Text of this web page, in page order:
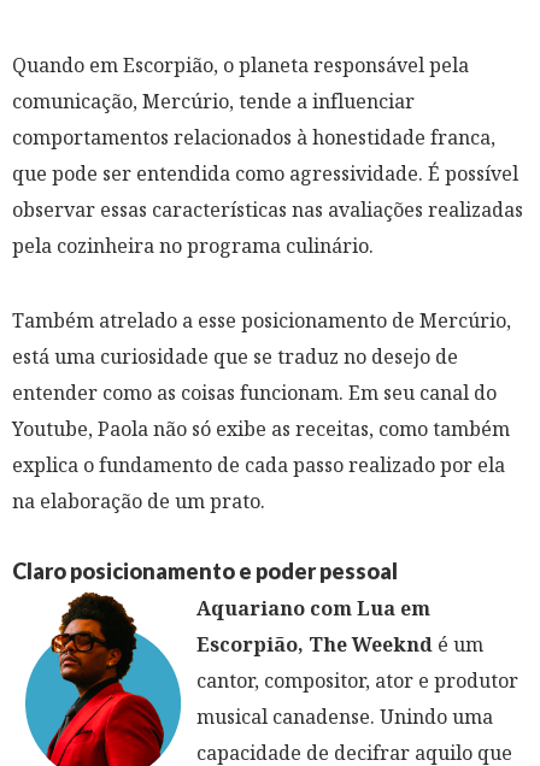
Quando em Escorpião, o planeta responsável pela
comunicação, Mercúrio, tende a influenciar
comportamentos relacionados à honestidade franca,
que pode ser entendida como agressividade. É possível
observar essas características nas avaliações realizadas
pela cozinheira no programa culinário.
Também atrelado a esse posicionamento de Mercúrio,
está uma curiosidade que se traduz no desejo de
entender como as coisas funcionam. Em seu canal do
Youtube, Paola não só exibe as receitas, como também
explica o fundamento de cada passo realizado por ela
na elaboração de um prato.
Claro posicionamento e poder pessoal
Aquariano com Lua em
Escorpião, The Weeknd é um
cantor, compositor, ator e produtor
musical canadense. Unindo uma
capacidade de decifrar aquilo que